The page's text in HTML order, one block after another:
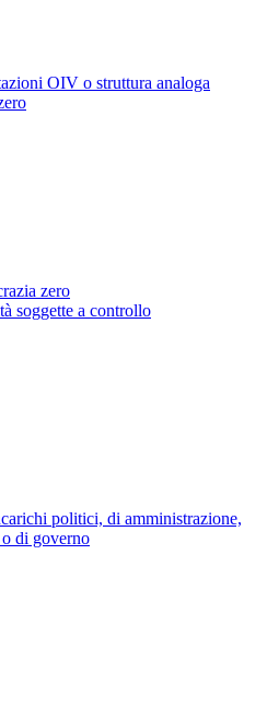
OIV o struttura analoga
zero
soggette a controllo
politici, di amministrazione,
di governo